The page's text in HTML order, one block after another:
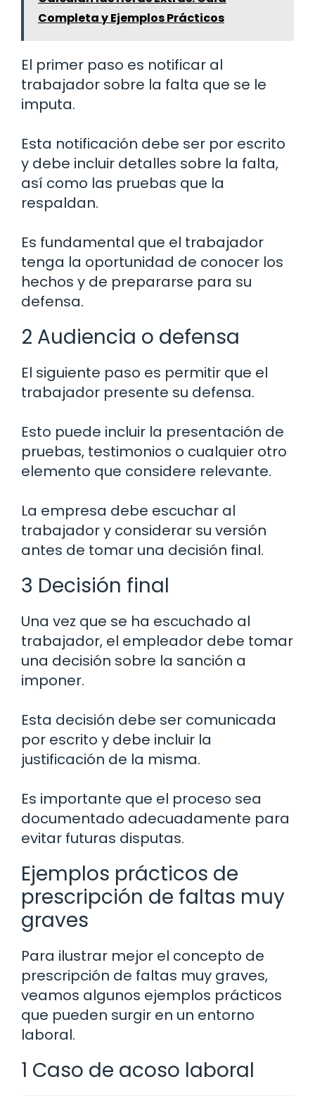
Completa y Ejemplos Prácticos
El primer paso es notificar al
trabajador sobre la falta que se le
imputa.
Esta notificación debe ser por escrito
y debe incluir detalles sobre la falta,
así como las pruebas que la
respaldan.
Es fundamental que el trabajador
tenga la oportunidad de conocer los
hechos y de prepararse para su
defensa.
2 Audiencia o defensa
El siguiente paso es permitir que el
trabajador presente su defensa.
Esto puede incluir la presentación de
pruebas, testimonios o cualquier otro
elemento que considere relevante.
La empresa debe escuchar al
trabajador y considerar su versión
antes de tomar una decisión final.
3 Decisión final
Una vez que se ha escuchado al
trabajador, el empleador debe tomar
una decisión sobre la sanción a
imponer.
Esta decisión debe ser comunicada
por escrito y debe incluir la
justificación de la misma.
Es importante que el proceso sea
documentado adecuadamente para
evitar futuras disputas.
Ejemplos prácticos de
prescripción de faltas muy
graves
Para ilustrar mejor el concepto de
prescripción de faltas muy graves,
veamos algunos ejemplos prácticos
que pueden surgir en un entorno
laboral.
1 Caso de acoso laboral